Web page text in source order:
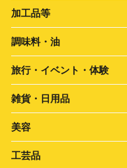
加工品等
調味料・油
旅行・イベント・体験
雑貨・日用品
美容
工芸品